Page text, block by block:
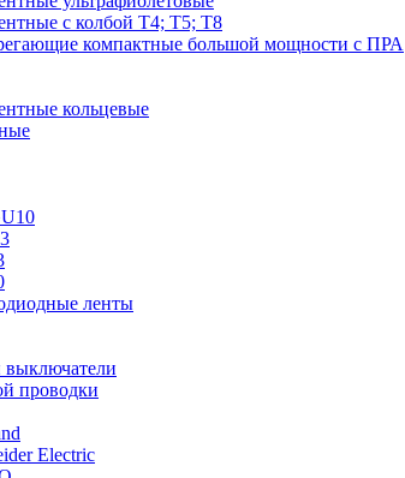
с колбой Т4; Т5; T8
компактные большой мощности с ПРА
кольцевые
ленты
выключатели
проводки
Electric